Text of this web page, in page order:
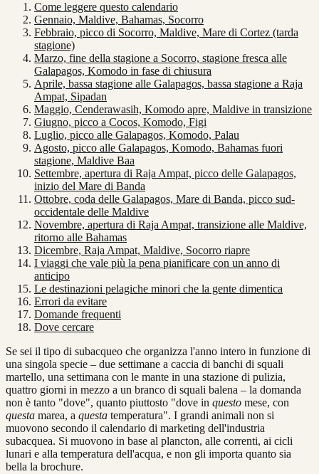
Come leggere questo calendario
Gennaio, Maldive, Bahamas, Socorro
Febbraio, picco di Socorro, Maldive, Mare di Cortez (tarda
stagione)
Marzo, fine della stagione a Socorro, stagione fresca alle
Galapagos, Komodo in fase di chiusura
Aprile, bassa stagione alle Galapagos, bassa stagione a Raja
Ampat, Sipadan
Maggio, Cenderawasih, Komodo apre, Maldive in transizione
Giugno, picco a Cocos, Komodo, Figi
Luglio, picco alle Galapagos, Komodo, Palau
Agosto, picco alle Galapagos, Komodo, Bahamas fuori
stagione, Maldive Baa
Settembre, apertura di Raja Ampat, picco delle Galapagos,
inizio del Mare di Banda
Ottobre, coda delle Galapagos, Mare di Banda, picco sud-
occidentale delle Maldive
Novembre, apertura di Raja Ampat, transizione alle Maldive,
ritorno alle Bahamas
Dicembre, Raja Ampat, Maldive, Socorro riapre
I viaggi che vale più la pena pianificare con un anno di
anticipo
Le destinazioni pelagiche minori che la gente dimentica
Errori da evitare
Domande frequenti
Dove cercare
Se sei il tipo di subacqueo che organizza l'anno intero in funzione di
una singola specie – due settimane a caccia di banchi di squali
martello, una settimana con le mante in una stazione di pulizia,
quattro giorni in mezzo a un branco di squali balena – la domanda
non è tanto "dove", quanto piuttosto "dove in questo mese, con
questa marea, a questa temperatura". I grandi animali non si
muovono secondo il calendario di marketing dell'industria
subacquea. Si muovono in base al plancton, alle correnti, ai cicli
lunari e alla temperatura dell'acqua, e non gli importa quanto sia
bella la brochure.